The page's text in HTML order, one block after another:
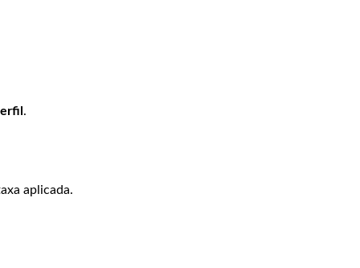
.
aplicada.